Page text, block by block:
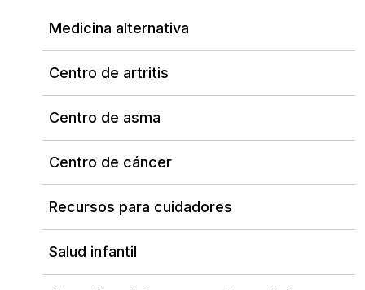
Medicina alternativa
Centro de artritis
Centro de asma
Centro de cáncer
Recursos para cuidadores
Salud infantil